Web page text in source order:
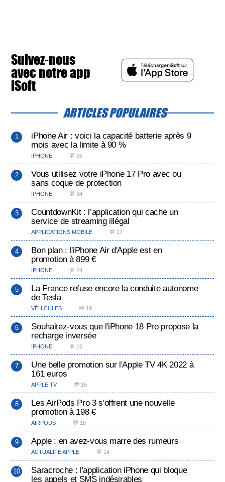
Suivez-nous
avec notre app
iSoft
ARTICLES POPULAIRES
iPhone Air : voici la capacité batterie après 9
mois avec la limite à 90 %
IPHONE 💬 35
Vous utilisez votre iPhone 17 Pro avec ou
sans coque de protection
IPHONE 💬 34
CountdownKit : l’application qui cache un
service de streaming illégal
APPLICATIONS MOBILE 💬 27
Bon plan : l'iPhone Air d'Apple est en
promotion à 899 €
IPHONE 💬 24
La France refuse encore la conduite autonome
de Tesla
VÉHICULES 💬 19
Souhaitez-vous que l'iPhone 18 Pro propose la
recharge inversée
IPHONE 💬 16
Une belle promotion sur l'Apple TV 4K 2022 à
161 euros
APPLE TV 💬 15
Les AirPods Pro 3 s'offrent une nouvelle
promotion à 198 €
AIRPODS 💬 15
Apple : en avez-vous marre des rumeurs
ACTUALITÉ APPLE 💬 14
Saracroche : l'application iPhone qui bloque
les appels et SMS indésirables